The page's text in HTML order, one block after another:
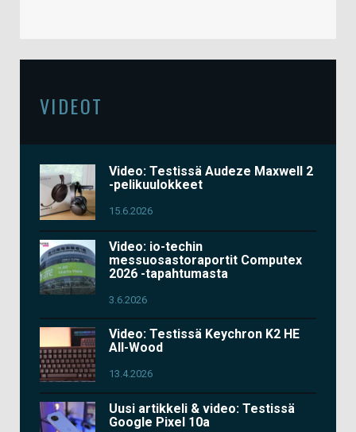
VIDEOT
Video: Testissä Audeze Maxwell 2
-pelikuulokkeet
15.6.2026
Video: io-techin
messuosastoraportit Computex
2026 -tapahtumasta
3.6.2026
Video: Testissä Keychron K2 HE
All-Wood
13.4.2026
Uusi artikkeli & video: Testissä
Google Pixel 10a